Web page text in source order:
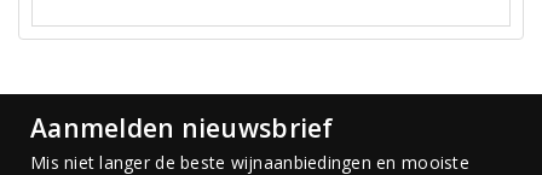
Aanmelden nieuwsbrief
Mis niet langer de beste wijnaanbiedingen en mooiste